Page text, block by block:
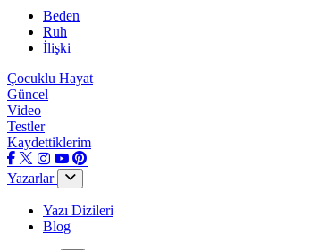
Beden
Ruh
İlişki
Çocuklu Hayat
Güncel
Video
Testler
Kaydettiklerim
Yazarlar
Yazı Dizileri
Blog